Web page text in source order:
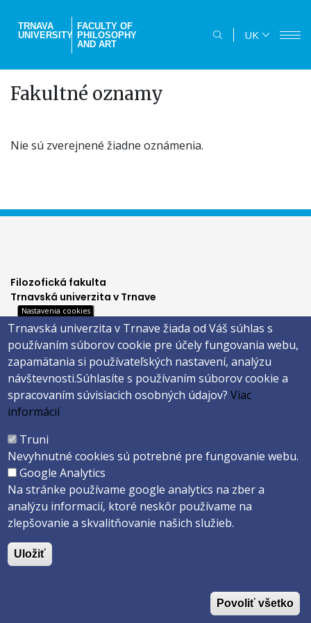
main
TRNAVA
UNIVERSITY
FACULTY OF
PHILOSOPHY
AND ART
UK
Fakultné oznamy
Nie sú zverejnené žiadne oznámenia.
Filozofická fakulta
Trnavská univerzita v Trnave
Hornopotočná 23
918 43 TRNAVA
tel.: 033/5939 213
IČO: 318 25 249
IČ DPH: SK2021177202
Footer
menu
4
Youtube
Copyright ©2026 Faculty of Philosophy and Art · Trnava University
Created by
Nastavenia cookies
Trnavská univerzita v Trnave žiada od Váš súhlas s
používaním súborov cookie pre účely fungovania webu,
zapamätania si používateľských nastavení, analýzu
návštevnosti.Súhlasíte s používaním súborov cookie a
spracovaním súvisiacich osobných údajov?Viac
informácií
Truni
Nevyhnutné cookies sú potrebné pre fungovanie webu.
Google Analytics
Na stránke používame google analytics na zber a
analýzu informacií, ktoré neskôr používame na
zlepšovanie a skvalitňovanie našich služieb.
Uložiť
Povoliť všetko